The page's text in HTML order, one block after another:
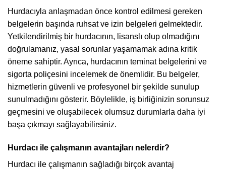
Hurdacıyla anlaşmadan önce kontrol edilmesi gereken
belgelerin başında ruhsat ve izin belgeleri gelmektedir.
Yetkilendirilmiş bir hurdacının, lisanslı olup olmadığını
doğrulamanız, yasal sorunlar yaşamamak adına kritik
öneme sahiptir. Ayrıca, hurdacının teminat belgelerini ve
sigorta poliçesini incelemek de önemlidir. Bu belgeler,
hizmetlerin güvenli ve profesyonel bir şekilde sunulup
sunulmadığını gösterir. Böylelikle, iş birliğinizin sorunsuz
geçmesini ve oluşabilecek olumsuz durumlarla daha iyi
başa çıkmayı sağlayabilirsiniz.
Hurdacı ile çalışmanın avantajları nelerdir?
Hurdacı ile çalışmanın sağladığı birçok avantaj